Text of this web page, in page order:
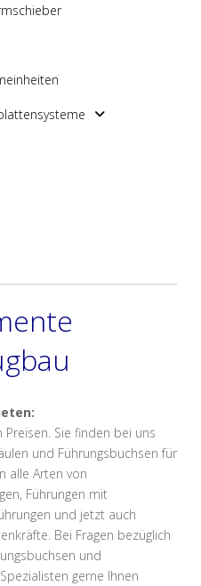
Sie finden bei uns
und Führungsbuchsen für
alle Arten von
Führungen mit
und jetzt auch
Bei Fragen bezüglich
und
gerne Ihnen